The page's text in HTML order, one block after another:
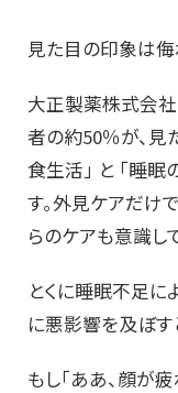
見た目の印象は侮
大正製薬株式会社
者の約50％が、見
食生活」 と 「睡
す。外見ケアだけで
らのケアも意識し
とくに睡眠不足に
に悪影響を及ぼ
もし「ああ、顔が